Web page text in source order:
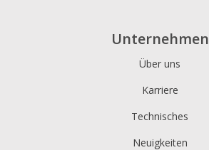
Unternehmen
Über uns
Karriere
Technisches
Neuigkeiten